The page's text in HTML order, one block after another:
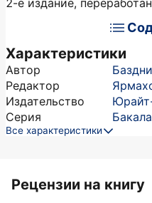
2-е издание,
Характеристики
Автор
Редактор
Издательство
Серия
Все характеристики
Рецензии на книгу